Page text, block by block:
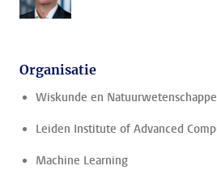
Organisatie
Wiskunde en
Leiden Institute of Advanced
Machine Learning